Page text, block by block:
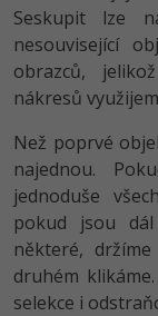
Seskupit lze
nesouvisející
obrazců,
nákresů
Než poprvé
najednou.
jednoduše
pokud jsou
některé, držíme
druhém
selekce i